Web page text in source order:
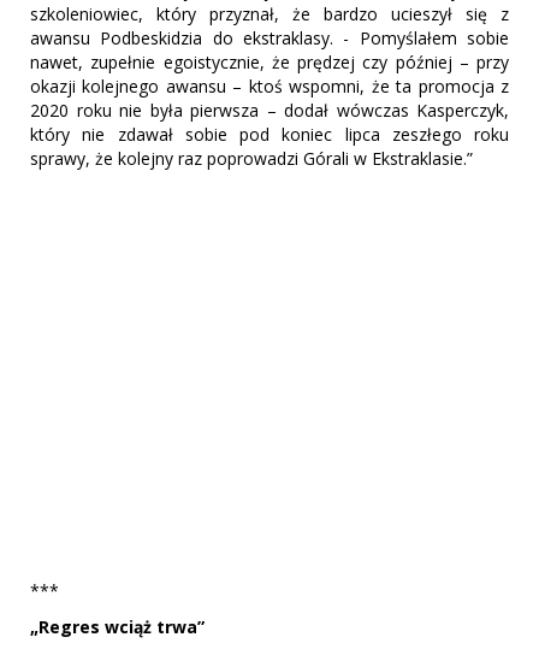
szkoleniowiec, który przyznał, że bardzo ucieszył się z
awansu Podbeskidzia do ekstraklasy. - Pomyślałem sobie
nawet, zupełnie egoistycznie, że prędzej czy później – przy
okazji kolejnego awansu – ktoś wspomni, że ta promocja z
2020 roku nie była pierwsza – dodał wówczas Kasperczyk,
który nie zdawał sobie pod koniec lipca zeszłego roku
sprawy, że kolejny raz poprowadzi Górali w Ekstraklasie.”
***
„Regres wciąż trwa”